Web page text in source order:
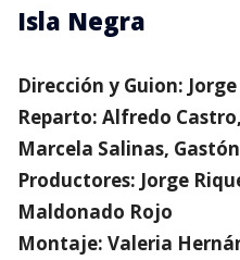
Isla Negra
Dirección y Guion:
Reparto: Alfredo
Marcela Salinas,
Productores: Jorge
Maldonado Rojo
Montaje: Valeria